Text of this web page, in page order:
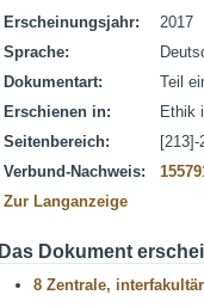
Erscheinungsjahr:
2017
Sprache:
Dokumentart:
Teil
Erschienen in:
Ethik
Seitenbereich:
[213]-
Verbund-Nachweis:
Zur Langanzeige
Das Dokument
8 Zentrale,